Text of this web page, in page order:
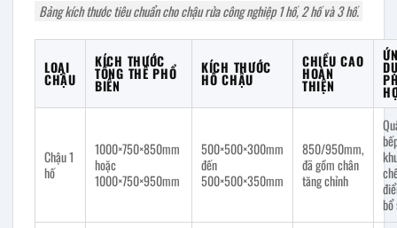
Bảng kích thước tiêu chuẩn cho chậu rửa công nghiệp 1 hố, 2 hố và 3 hố.
LOẠI
CHẬU
KÍCH THƯỚC
TỔNG THỂ PHỔ
BIẾN
KÍCH THƯỚC
HỐ CHẬU
CHIỀU CAO
HOÀN
THIỆN
Chậu 1
hố
1000×750×850mm
hoặc
1000×750×950mm
500×500×300mm
đến
500×500×350mm
850/950mm,
đã gồm chân
tăng chỉnh
bổ